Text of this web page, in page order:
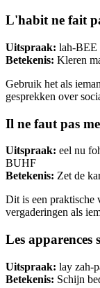
L'habit ne fait
Uitspraak: lah-BEE
Betekenis: Kleren
Gebruik het als
gesprekken over
Il ne faut pas
Uitspraak: eel nu
BUHF
Betekenis: Zet de
Dit is een praktische
vergaderingen als
Les apparences
Uitspraak: lay zah-
Betekenis: Schijn